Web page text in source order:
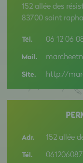
152 allée des
83700 saint
Tél. 06 12 06
Mail.
Site. http://
Adr. 152 allée
Tél.